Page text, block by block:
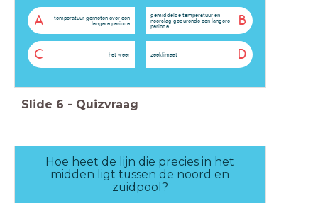
A
temperatuur gemeten over een
langere periode
B
gemiddelde temperatuur en
neerslag gedurende een langere
periode
C het weer D
zeeklimaat
Slide 6 - Quizvraag
Hoe heet de lijn die precies in het
midden ligt tussen de noord en
zuidpool?